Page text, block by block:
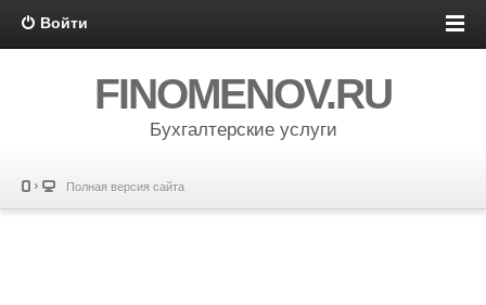
Войти
FINOMENOV.RU
Бухгалтерские услуги
Полная версия сайта